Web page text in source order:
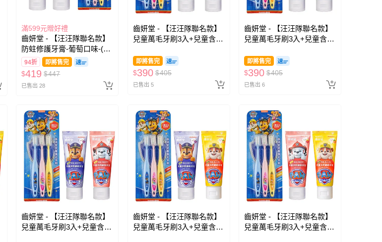
滿599元贈好禮
齒妍堂 - 【汪汪隊聯名款】
防蛀修護牙膏-葡萄口味-(含
氟，約為1200ppm)*2+兒童
萬毛牙刷-3入
94折 即將售完
$419 $447
已售出 28
齒妍堂 - 【汪汪隊聯名款】
兒童萬毛牙刷3入+兒童含鈣
即將售完
$390 $405
已售出 5
齒妍堂 - 【汪汪隊聯名款】
兒童萬毛牙刷3入+兒童含鈣
即將售完
$390 $405
已售出 6
齒妍堂 - 【汪汪隊聯名款】
兒童萬毛牙刷3入+兒童含鈣
齒妍堂 - 【汪汪隊聯名款】
兒童萬毛牙刷3入+兒童含鈣
齒妍堂 - 【汪汪隊聯名款】
兒童萬毛牙刷3入+兒童含鈣